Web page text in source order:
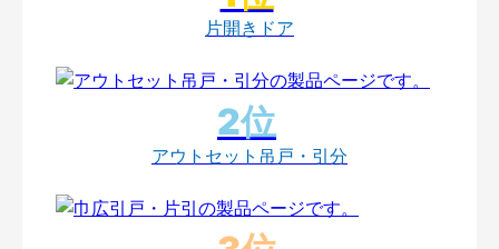
片開きドア
アウトセット吊戸・引分